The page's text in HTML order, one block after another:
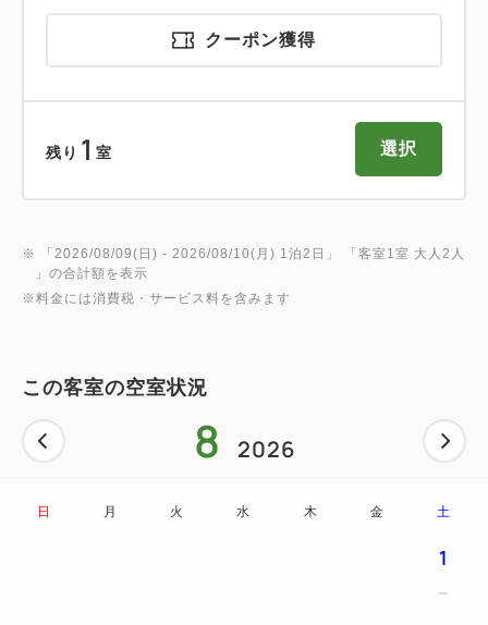
※写真は全てイメージです。
クーポン獲得
残り 1 室 選択
※ 「 2026/08/09(日) - 2026/08/10(月) 1泊2日 」 「客室1室 大人2人
」の合計額を表示
※料金には消費税・サービス料を含みます
この客室の空室状況
8 2026
日 月 火 水 木 金 土
1